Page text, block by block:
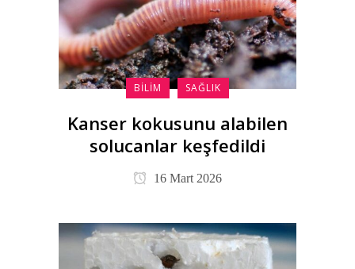
BILIM SAĞLIK
Kanser kokusunu alabilen
solucanlar keşfedildi
16 Mart 2026